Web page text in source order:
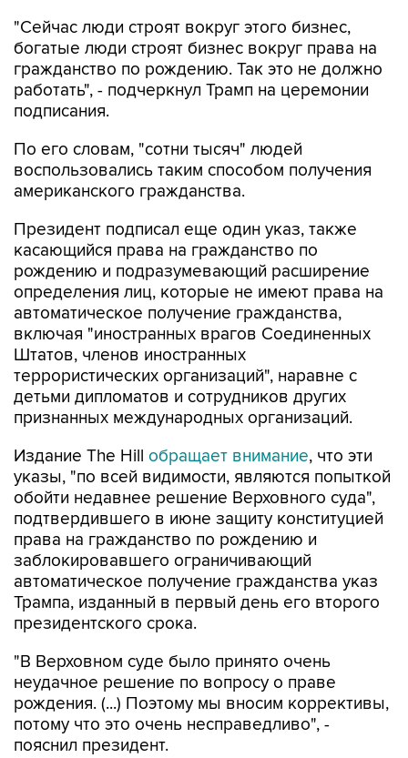
"Сейчас люди строят вокруг этого бизнес,
богатые люди строят бизнес вокруг права на
гражданство по рождению. Так это не должно
работать", - подчеркнул Трамп на церемонии
подписания.
По его словам, "сотни тысяч" людей
воспользовались таким способом получения
американского гражданства.
Президент подписал еще один указ, также
касающийся права на гражданство по
рождению и подразумевающий расширение
определения лиц, которые не имеют права на
автоматическое получение гражданства,
включая "иностранных врагов Соединенных
Штатов, членов иностранных
террористических организаций", наравне с
детьми дипломатов и сотрудников других
признанных международных организаций.
Издание The Hill обращает внимание, что эти
указы, "по всей видимости, являются попыткой
обойти недавнее решение Верховного суда",
подтвердившего в июне защиту конституцией
права на гражданство по рождению и
заблокировавшего ограничивающий
автоматическое получение гражданства указ
Трампа, изданный в первый день его второго
президентского срока.
"В Верховном суде было принято очень
неудачное решение по вопросу о праве
рождения. (...) Поэтому мы вносим коррективы,
потому что это очень несправедливо", -
пояснил президент.